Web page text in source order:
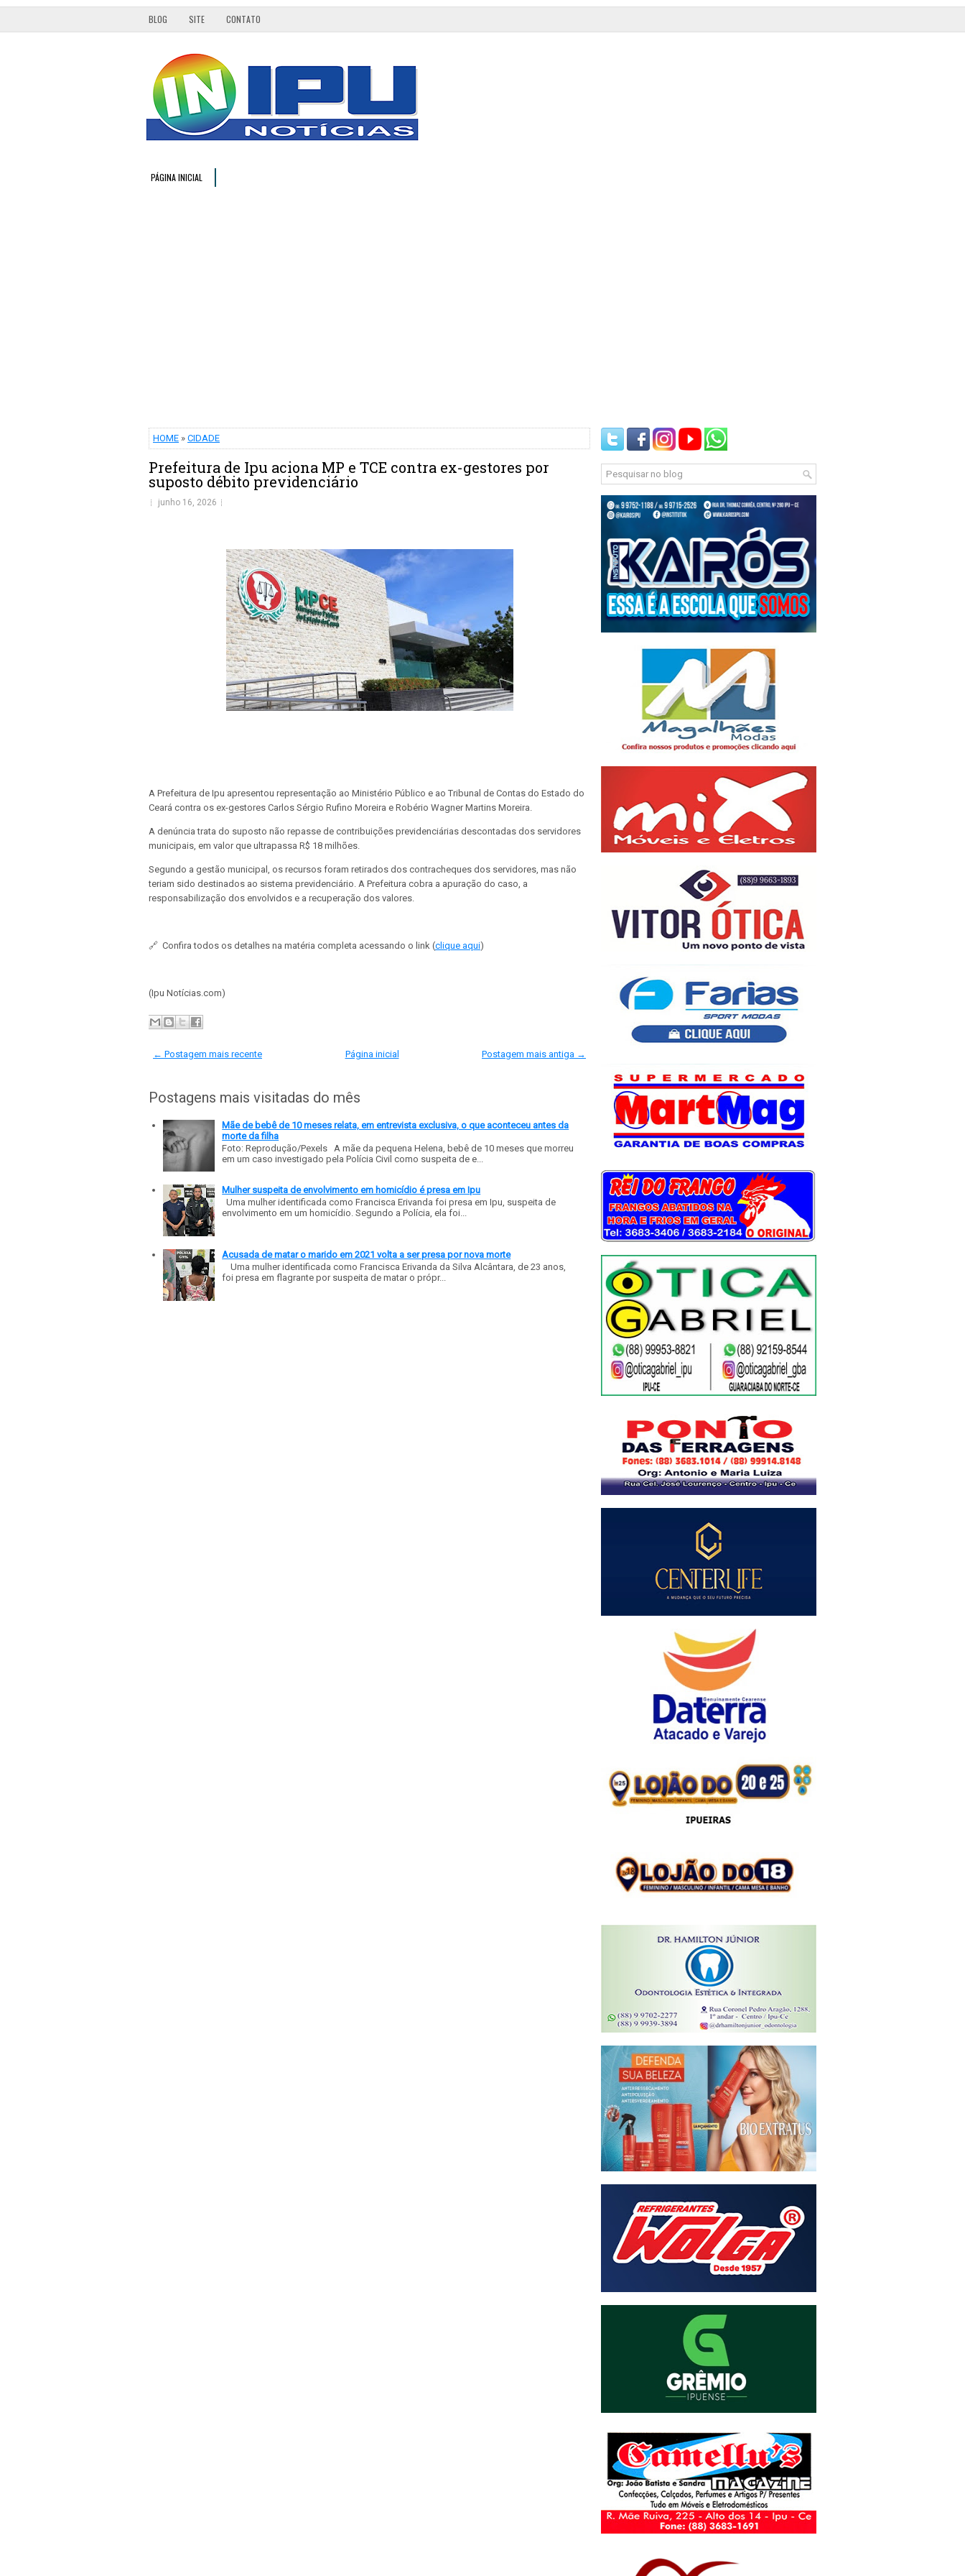
BLOG SITE CONTATO
PÁGINA INICIAL
HOME » CIDADE
Prefeitura de Ipu aciona MP e TCE contra ex-gestores por
suposto débito previdenciário
junho 16, 2026
A Prefeitura de Ipu apresentou representação ao Ministério Público e ao Tribunal de Contas do Estado do
Ceará contra os ex-gestores Carlos Sérgio Rufino Moreira e Robério Wagner Martins Moreira.
A denúncia trata do suposto não repasse de contribuições previdenciárias descontadas dos servidores
municipais, em valor que ultrapassa R$ 18 milhões.
Segundo a gestão municipal, os recursos foram retirados dos contracheques dos servidores, mas não
teriam sido destinados ao sistema previdenciário. A Prefeitura cobra a apuração do caso, a
responsabilização dos envolvidos e a recuperação dos valores.
🔗 Confira todos os detalhes na matéria completa acessando o link (clique aqui)
(Ipu Notícias.com)
← Postagem mais recente Postagem mais antiga →
Página inicial
Postagens mais visitadas do mês
Mãe de bebê de 10 meses relata, em entrevista exclusiva, o que aconteceu antes da
morte da filha
Foto: Reprodução/Pexels A mãe da pequena Helena, bebê de 10 meses que morreu
em um caso investigado pela Polícia Civil como suspeita de e...
Mulher suspeita de envolvimento em homicídio é presa em Ipu
Uma mulher identificada como Francisca Erivanda foi presa em Ipu, suspeita de
envolvimento em um homicídio. Segundo a Polícia, ela foi...
Acusada de matar o marido em 2021 volta a ser presa por nova morte
Uma mulher identificada como Francisca Erivanda da Silva Alcântara, de 23 anos,
foi presa em flagrante por suspeita de matar o própr...